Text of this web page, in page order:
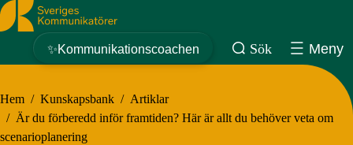
Sveriges Kommunikatörer
✨Kommunikationscoachen Sök Meny
Hem / Kunskapsbank / Artiklar
/ Är du förberedd inför framtiden? Här är allt du behöver veta om
scenarioplanering